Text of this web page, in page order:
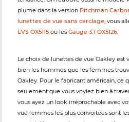
plume dans la version Pitchman
lunettes de vue sans cerclage, vous
EVS OX5115 ou les Gauge 3.1 OX5126.
Le choix de lunettes de vue Oakley est
bien les hommes que les femmes
Oakley. Pour le fabricant américain, ce
seulement que vous voyiez bien à
vous ayez un look irréprochable avec
vue femmes les plus convoitées sont